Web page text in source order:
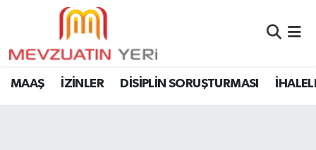
MAAŞ İZİNLER DİSİPLİN SORUŞTURMASI